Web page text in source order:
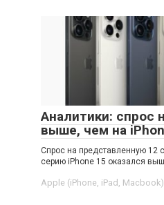
Аналитики: спрос
выше, чем на
Спрос на представленную 12
серию iPhone 15 оказался
Apple (iPhone, iPad, Macbook)